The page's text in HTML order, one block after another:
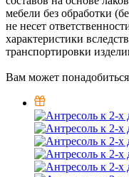
мебели без обработки
не несет
характеристики
транспортировки
Вам может понадобиться